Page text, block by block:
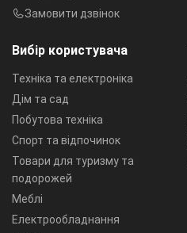
Вибір користувача
Техніка та електроніка
Дім та сад
Побутова техніка
Спорт та відпочинок
Товари для туризму та
подорожей
Меблі
Електрообладнання
Замовити дзвінок